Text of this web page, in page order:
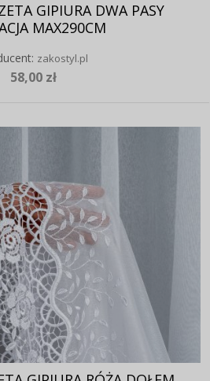
GIPIURA DWA PASY
MAX290CM
zakostyl.pl
58,00 zł